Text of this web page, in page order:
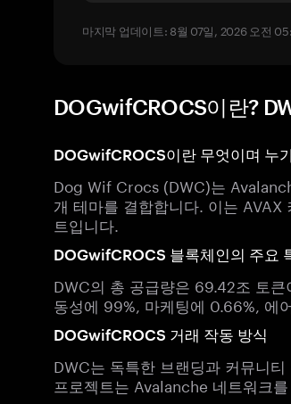
마지막 업데이트: 8월 07일, 2026 오전
DOGwifCROCS이란?
DOGwifCROCS이란 무엇이며 누
Dog Wif Crocs (DWC)는
개 테마를 결합합니다. 이는
트입니다.
DOGwifCROCS 블록체인의 주요
DWC의 총 공급량은 69.42조 토
동성에 99%, 마케팅에 0.66%, 에
DOGwifCROCS 거래 작동 방식
DWC는 독특한 브랜딩과 커뮤니
프로젝트는 Avalanche 네트워크